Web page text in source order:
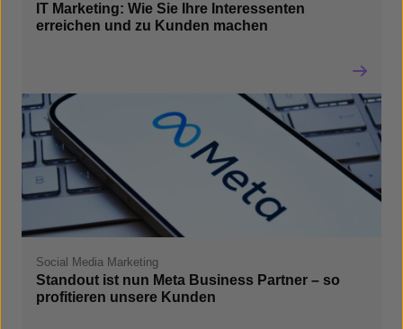
IT Marketing: Wie Sie Ihre Interessenten
erreichen und zu Kunden machen
Social Media Marketing
Standout ist nun Meta Business Partner – so
profitieren unsere Kunden